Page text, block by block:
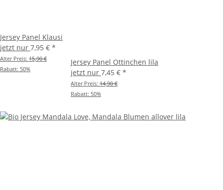
Jersey Panel Klausi
jetzt nur 7,95 € *
Alter Preis: 15,90 €
Rabatt: 50%
Jersey Panel Ottinchen lila
jetzt nur 7,45 € *
Alter Preis: 14,90 €
Rabatt: 50%